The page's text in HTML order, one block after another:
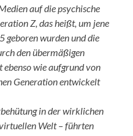
auf die psychische
Z, das heißt, um jene
geboren wurden und die
den übermäßigen
wie aufgrund von
Generation entwickelt
in der wirklichen
Welt – führten